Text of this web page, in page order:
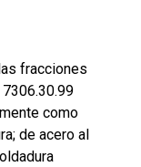
fracciones
como
de acero al